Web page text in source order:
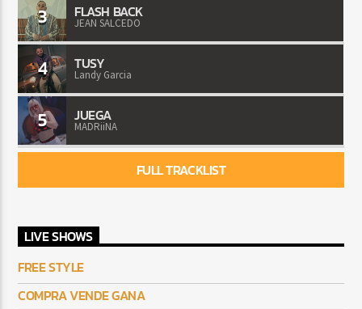
3 FLASH BACK
JEAN SALCEDO
4 TUSY
Landy Garcia
5 JUEGA
MADRiiNA
FULL TRACKLIST
LIVE SHOWS
FREE STYLE
COMPRA VENDE GANA